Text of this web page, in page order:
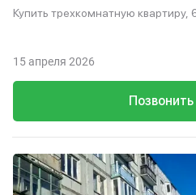
Купить трехкомнатную квартиру,
Позвонить
15 апреля 2026